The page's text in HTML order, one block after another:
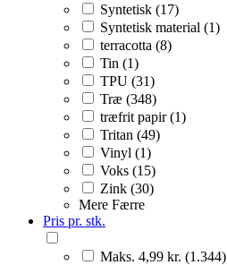
Syntetisk (17)
Syntetisk material (1)
terracotta (8)
Tin (1)
TPU (31)
Træ (348)
træfrit papir (1)
Tritan (49)
Vinyl (1)
Voks (15)
Zink (30)
Mere Færre
Pris pr. stk.
Maks. 4,99 kr. (1.344)